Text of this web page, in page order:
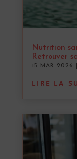
Nutrition
Retrouver
15 MAR 2026
LIRE LA